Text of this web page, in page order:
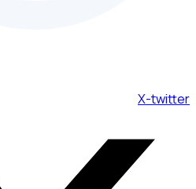
X-twitter